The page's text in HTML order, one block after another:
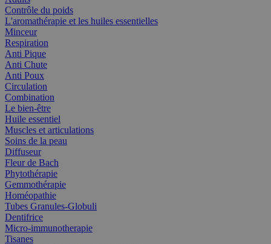
Contrôle du poids
L'aromathérapie et les huiles essentielles
Minceur
Respiration
Anti Pique
Anti Chute
Anti Poux
Circulation
Combination
Le bien-être
Huile essentiel
Muscles et articulations
Soins de la peau
Diffuseur
Fleur de Bach
Phytothérapie
Gemmothérapie
Homéopathie
Tubes Granules-Globuli
Dentifrice
Micro-immunotherapie
Tisanes